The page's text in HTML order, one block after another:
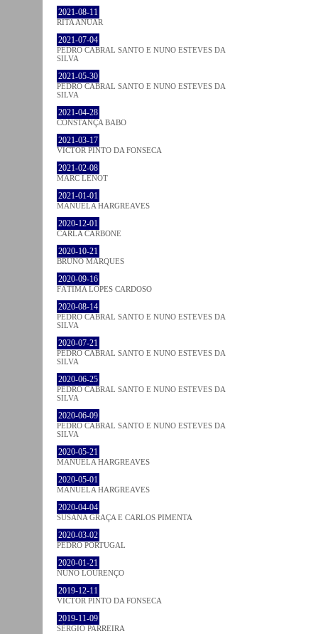
2021-08-11
RITA ANUAR
2021-07-04
PEDRO CABRAL SANTO E NUNO ESTEVES DA
SILVA
2021-05-30
PEDRO CABRAL SANTO E NUNO ESTEVES DA
SILVA
2021-04-28
CONSTANÇA BABO
2021-03-17
VICTOR PINTO DA FONSECA
2021-02-08
MARC LENOT
2021-01-01
MANUELA HARGREAVES
2020-12-01
CARLA CARBONE
2020-10-21
BRUNO MARQUES
2020-09-16
FÁTIMA LOPES CARDOSO
2020-08-14
PEDRO CABRAL SANTO E NUNO ESTEVES DA
SILVA
2020-07-21
PEDRO CABRAL SANTO E NUNO ESTEVES DA
SILVA
2020-06-25
PEDRO CABRAL SANTO E NUNO ESTEVES DA
SILVA
2020-06-09
PEDRO CABRAL SANTO E NUNO ESTEVES DA
SILVA
2020-05-21
MANUELA HARGREAVES
2020-05-01
MANUELA HARGREAVES
2020-04-04
SUSANA GRAÇA E CARLOS PIMENTA
2020-03-02
PEDRO PORTUGAL
2020-01-21
NUNO LOURENÇO
2019-12-11
VICTOR PINTO DA FONSECA
2019-11-09
SÉRGIO PARREIRA